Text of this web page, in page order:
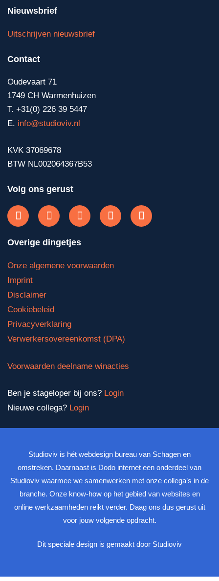
Nieuwsbrief
Uitschrijven nieuwsbrief
Contact
Oudevaart 71
1749 CH Warmenhuizen
T. +31(0) 226 39 5447
E. info@studioviv.nl
KVK 37069678
BTW NL002064367B53
Volg ons gerust
Overige dingetjes
Onze algemene voorwaarden
Imprint
Disclaimer
Cookiebeleid
Privacyverklaring
Verwerkersovereenkomst (DPA)
Voorwaarden deelname winacties
Ben je stageloper bij ons? Login
Nieuwe collega? Login
Studioviv is hét webdesign bureau van Schagen en
omstreken. Daarnaast is Dodo internet een onderdeel van
Studioviv waarmee we samenwerken met onze collega’s in de
branche. Onze know-how op het gebied van websites en
online werkzaamheden reikt verder. Daag ons dus gerust uit
voor jouw volgende opdracht.
Dit speciale design is gemaakt door Studioviv